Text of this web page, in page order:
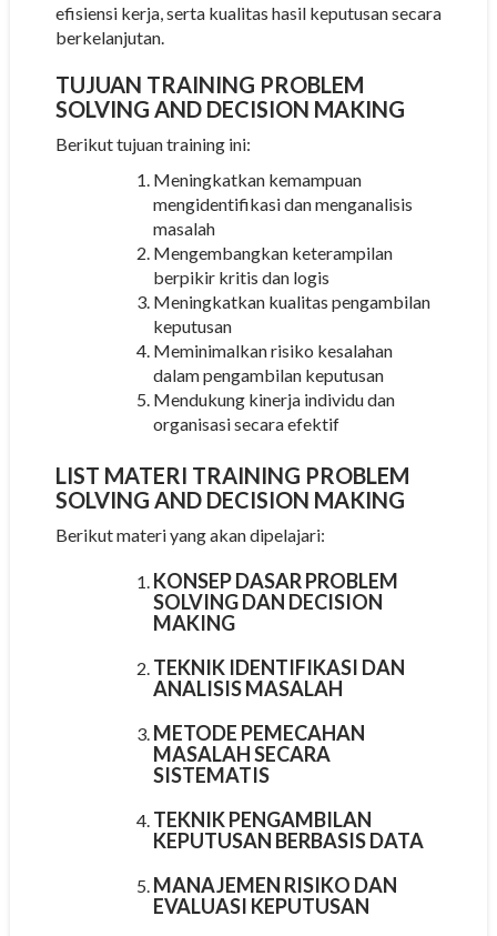
efisiensi kerja, serta kualitas hasil keputusan secara
berkelanjutan.
TUJUAN TRAINING PROBLEM
SOLVING AND DECISION MAKING
Berikut tujuan training ini:
Meningkatkan kemampuan
mengidentifikasi dan menganalisis
masalah
Mengembangkan keterampilan
berpikir kritis dan logis
Meningkatkan kualitas pengambilan
keputusan
Meminimalkan risiko kesalahan
dalam pengambilan keputusan
Mendukung kinerja individu dan
organisasi secara efektif
LIST MATERI TRAINING PROBLEM
SOLVING AND DECISION MAKING
Berikut materi yang akan dipelajari:
KONSEP DASAR PROBLEM
SOLVING DAN DECISION
MAKING
TEKNIK IDENTIFIKASI DAN
ANALISIS MASALAH
METODE PEMECAHAN
MASALAH SECARA
SISTEMATIS
TEKNIK PENGAMBILAN
KEPUTUSAN BERBASIS DATA
MANAJEMEN RISIKO DAN
EVALUASI KEPUTUSAN